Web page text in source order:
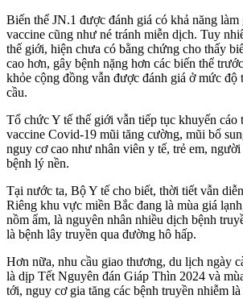
Biến thể JN.1 được đánh giá có khả năng làm
vaccine cũng như né tránh miễn dịch. Tuy
thế giới, hiện chưa có bằng chứng cho thấy
cao hơn, gây bệnh nặng hơn các biến thể
khỏe cộng đồng vẫn được đánh giá ở mức độ
cầu.
Tổ chức Y tế thế giới vẫn tiếp tục khuyến cáo
vaccine Covid-19 mũi tăng cường, mũi bổ
nguy cơ cao như nhân viên y tế, trẻ em,
bệnh lý nền.
Tại nước ta, Bộ Y tế cho biết, thời tiết vẫn
Riêng khu vực miền Bắc đang là mùa giá
nồm ẩm, là nguyên nhân nhiều dịch bệnh
là bệnh lây truyền qua đường hô hấp.
Hơn nữa, nhu cầu giao thương, du lịch ngày
là dịp Tết Nguyên đán Giáp Thìn 2024 và
tới, nguy cơ gia tăng các bệnh truyền nhiễm là